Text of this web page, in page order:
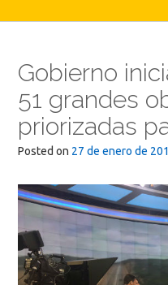
Gobierno
51 grandes
priorizadas
Posted on 27 de enero de